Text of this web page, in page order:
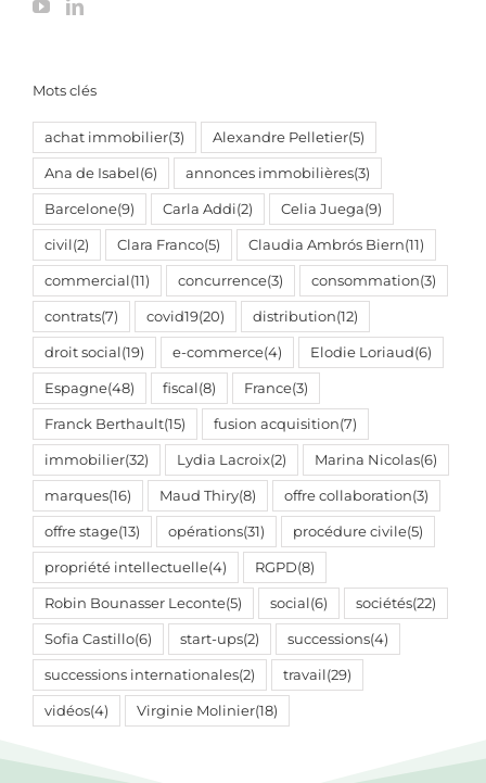
Mots clés
achat immobilier(3) Alexandre Pelletier(5)
Ana de Isabel (6) annonces immobilières(3)
Barcelone(9) Carla Addi(2) Celia Juega(9)
civil (2) Clara Franco(5) Claudia Ambrós Biern(11)
commercial (11) concurrence(3) consommation(3)
contrats(7) covid19(20) distribution(12)
droit social (19) e-commerce(4) Elodie Loriaud(6)
Espagne(48) fiscal (8) France(3)
Franck Berthault(15) fusion acquisition(7)
immobilier(32) Lydia Lacroix(2) Marina Nicolas(6)
marques(16) Maud Thiry(8) offre collaboration(3)
offre stage(13) opérations(31) procédure civile(5)
propriété intellectuelle(4) RGPD(8)
Robin Bounasser Leconte(5) social (6) sociétés(22)
Sofia Castillo(6) start-ups(2) successions(4)
successions internationales(2) travail (29)
vidéos(4) Virginie Molinier(18)